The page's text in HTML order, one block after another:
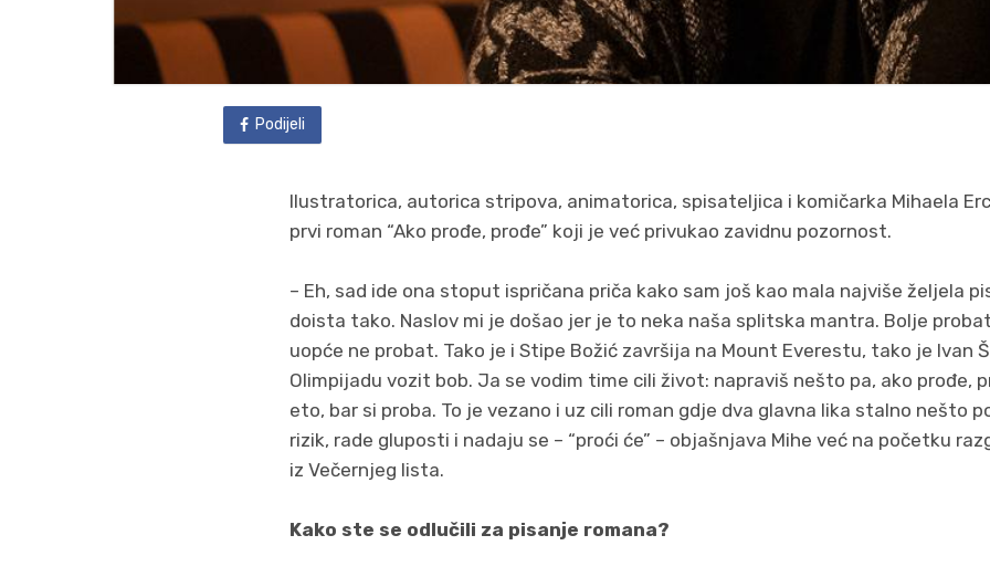
Podijeli
Ilustratorica, autorica stripova, animatorica, spisateljica i komičarka Mihaela
prvi roman “Ako prođe, prođe” koji je već privukao zavidnu pozornost.
– Eh, sad ide ona stoput ispričana priča kako sam još kao mala najviše željela
doista tako. Naslov mi je došao jer je to neka naša splitska mantra. Bolje
uopće ne probat. Tako je i Stipe Božić završija na Mount Everestu, tako je Ivan
Olimpijadu vozit bob. Ja se vodim time cili život: napraviš nešto pa, ako prođe,
eto, bar si proba. To je vezano i uz cili roman gdje dva glavna lika stalno nešto
rizik, rade gluposti i nadaju se – “proći će” – objašnjava Mihe već na početku
iz Večernjeg lista.
Kako ste se odlučili za pisanje romana?